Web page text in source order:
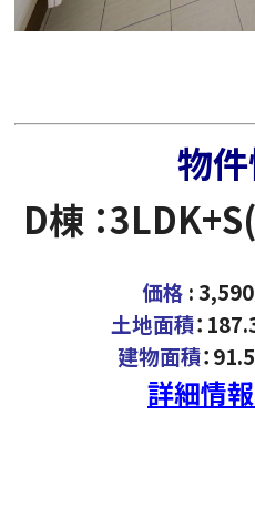
物
D棟 ：
価格 :
土地面積：
建物面積：
詳細情